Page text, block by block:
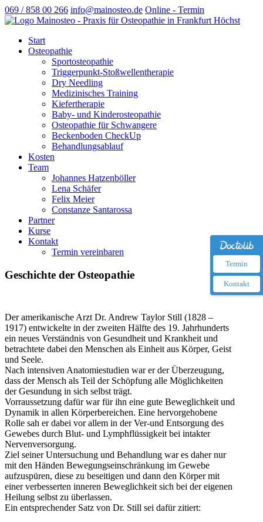
Termin
Kontakt
069 / 858 00 266 info@mainosteo.de Online - Termin
Start
Osteopathie
Sportosteopathie
Triggerpunkt-Stoßwellentherapie
Dry Needling
Medizinisches Training
Kiefertherapie
Baby- und Kinderosteopathie
Osteopathie für Schwangere
Beckenboden CheckUp
Behandlungsablauf
Kosten
Team
Johannes Hatzenböller
Lena Schäfer
Felix Meier
Constanze Santarossa
Partner
Kurse
Kontakt
Termin vereinbaren
Geschichte der Osteopathie
Der amerikanische Arzt Dr. Andrew Taylor Still (1828 –
1917) entwickelte in der zweiten Hälfte des 19. Jahrhunderts
ein neues Verständnis von Gesundheit und Krankheit und
betrachtete dabei den Menschen als Einheit aus Körper, Geist
und Seele.
Nach intensiven Anatomiestudien war er der Überzeugung,
dass der Mensch als Teil der Schöpfung alle Möglichkeiten
der Gesundung in sich selbst trägt.
Vorraussetzung dafür war für ihn eine gute Beweglichkeit und
Dynamik in allen Körperbereichen. Eine hervorgehobene
Rolle sah er dabei vor allem in der Ver-und Entsorgung des
Gewebes durch Blut- und Lymphflüssigkeit bei intakter
Nervenversorgung.
Ziel seiner Untersuchung und Behandlung war es daher nur
mit den Händen Bewegungseinschränkung im Gewebe
aufzuspüren, diese zu beseitigen und dann den Körper mit
einer verbesserten inneren Beweglichkeit sich bei der eigenen
Heilung selbst zu überlassen.
Ein entsprechender Satz von Dr. Still sei dafür zitiert: